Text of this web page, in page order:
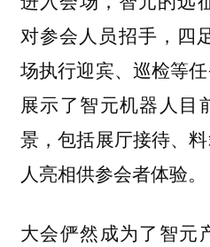
对参会人员招手，四
场执行迎宾、巡检等
展示了智元机器人目
景，包括展厅接待、
人亮相供参会者体验。
大会俨然成为了智元